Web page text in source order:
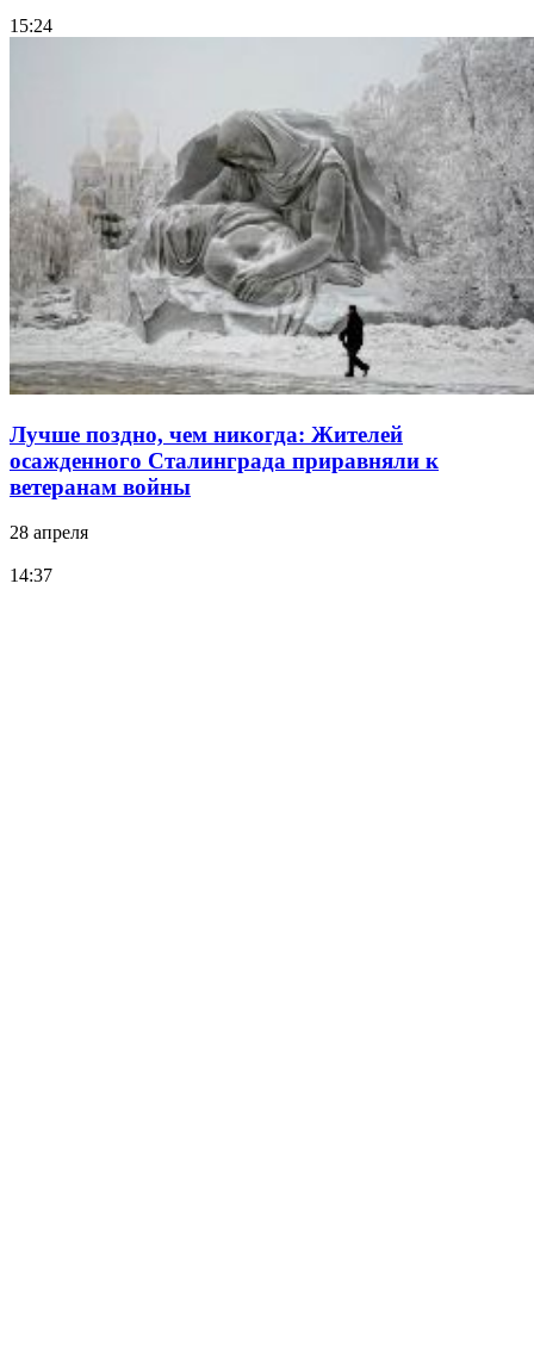
15:24
Лучше поздно, чем никогда: Жителей
осажденного Сталинграда приравняли к
ветеранам войны
28 апреля
14:37